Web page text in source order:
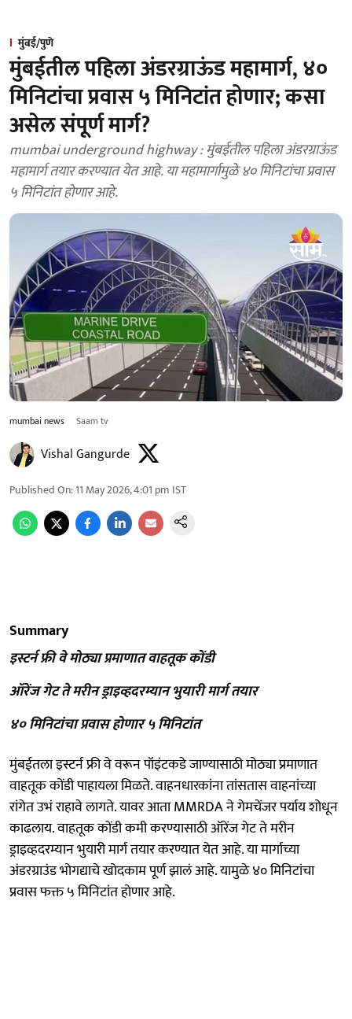
मुंबई/पुणे
मुंबईतील पहिला अंडरग्राऊंड महामार्ग, ४०
मिनिटांचा प्रवास ५ मिनिटांत होणार; कसा
असेल संपूर्ण मार्ग?
mumbai underground highway : मुंबईतील पहिला अंडरग्राऊंड
महामार्ग तयार करण्यात येत आहे. या महामार्गामुळे ४० मिनिटांचा प्रवास
५ मिनिटांत होणार आहे.
mumbai news Saam tv
Vishal Gangurde
Published On:11 May 2026, 4:01 pm IST
Summary
इस्टर्न फ्री वे मोठ्या प्रमाणात वाहतूक कोंडी
ऑरेंज गेट ते मरीन ड्राइव्हदरम्यान भुयारी मार्ग तयार
४० मिनिटांचा प्रवास होणार ५ मिनिटांत
मुंबईतला इस्टर्न फ्री वे वरून पॉइंटकडे जाण्यासाठी मोठ्या प्रमाणात
वाहतूक कोंडी पाहायला मिळते. वाहनधारकांना तांसतास वाहनांच्या
रांगेत उभं राहावे लागते. यावर आता MMRDA ने गेमचेंजर पर्याय शोधून
काढलाय. वाहतूक कोंडी कमी करण्यासाठी ऑरेंज गेट ते मरीन
ड्राइव्हदरम्यान भुयारी मार्ग तयार करण्यात येत आहे. या मार्गाच्या
अंडरग्राउंड भोगद्याचे खोदकाम पूर्ण झालं आहे. यामुळे ४० मिनिटांचा
प्रवास फक्त ५ मिनिटांत होणार आहे.